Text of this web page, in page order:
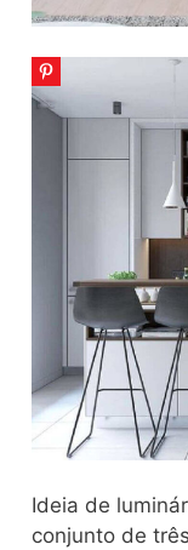
Ideia de
conjunto de